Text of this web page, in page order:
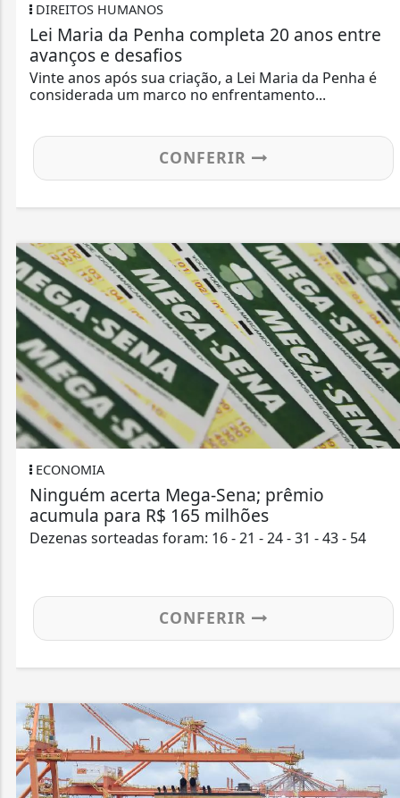
DIREITOS HUMANOS
Lei Maria da Penha completa 20 anos entre
avanços e desafios
Vinte anos após sua criação, a Lei Maria da Penha é
considerada um marco no enfrentamento...
CONFERIR
ECONOMIA
Ninguém acerta Mega-Sena; prêmio
acumula para R$ 165 milhões
Dezenas sorteadas foram: 16 - 21 - 24 - 31 - 43 - 54
CONFERIR